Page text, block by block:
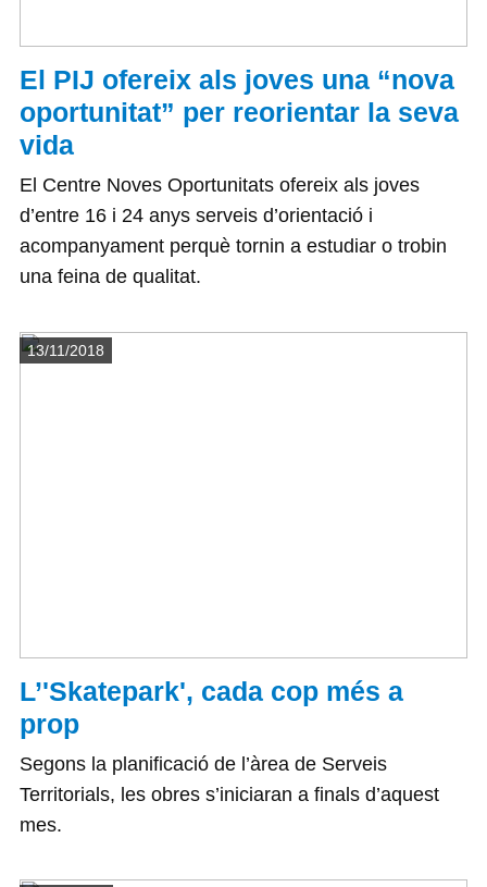
El PIJ ofereix als joves una “nova
oportunitat” per reorientar la seva
vida
El Centre Noves Oportunitats ofereix als joves
d’entre 16 i 24 anys serveis d’orientació i
acompanyament perquè tornin a estudiar o trobin
una feina de qualitat.
L’'Skatepark', cada cop més a
prop
Detalls
13/11/2018
Segons la planificació de l’àrea de Serveis
Territorials, les obres s’iniciaran a finals d’aquest
mes.